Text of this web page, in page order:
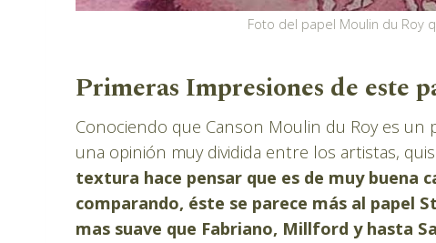
Foto del papel Moulin du Roy
Primeras Impresiones de este
Conociendo que Canson Moulin du Roy es un
una opinión muy dividida entre los artistas,
textura hace pensar que es de muy buena
comparando, éste se parece más al papel
mas suave que Fabriano, Millford y hasta